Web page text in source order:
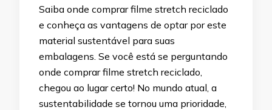
Saiba onde comprar filme stretch reciclado
e conheça as vantagens de optar por este
material sustentável para suas
embalagens. Se você está se perguntando
onde comprar filme stretch reciclado,
chegou ao lugar certo! No mundo atual, a
sustentabilidade se tornou uma prioridade,